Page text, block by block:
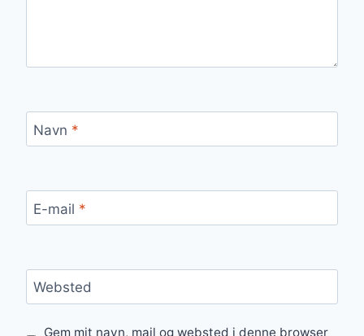
Navn *
E-mail *
Websted
Gem mit navn, mail og websted i denne browser